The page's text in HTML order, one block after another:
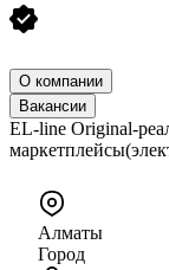
О компании
Вакансии
EL-line Original-
Алматы
Город